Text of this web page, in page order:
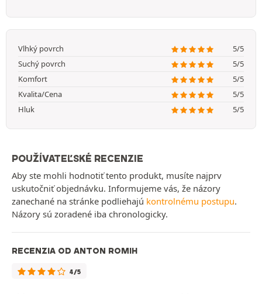
Vlhký povrch
5/5
Suchý povrch
5/5
Komfort
5/5
Kvalita/Cena
5/5
Hluk
5/5
POUŽÍVATEĽSKÉ RECENZIE
Aby ste mohli hodnotiť tento produkt, musíte najprv
uskutočniť objednávku. Informujeme vás, že názory
zanechané na stránke podliehajú kontrolnému postupu.
Názory sú zoradené iba chronologicky.
RECENZIA OD ANTON ROMIH
4/5